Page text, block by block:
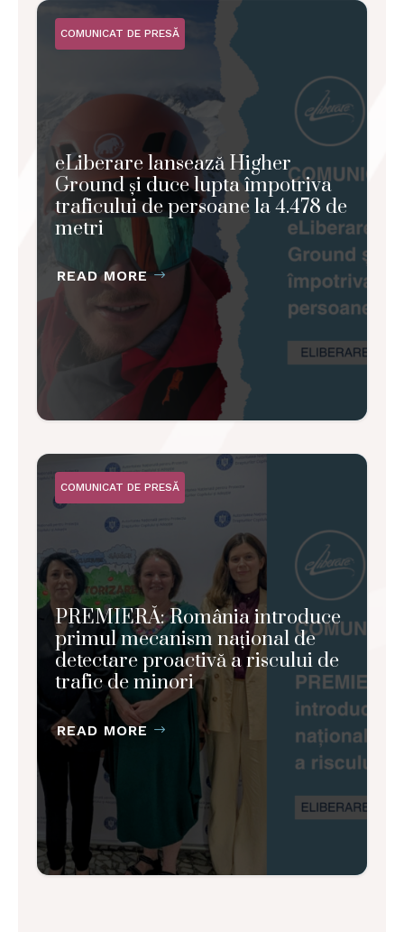
COMUNICAT DE PRESĂ
eLiberare lansează Higher
Ground și duce lupta împotriva
traficului de persoane la 4.478 de
metri
READ MORE
COMUNICAT DE PRESĂ
PREMIERĂ: România introduce
primul mecanism național de
detectare proactivă a riscului de
trafic de minori
READ MORE